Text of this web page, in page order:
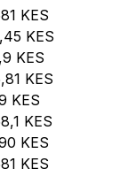
KES
KES
KES
KES
KES
KES
KES
KES